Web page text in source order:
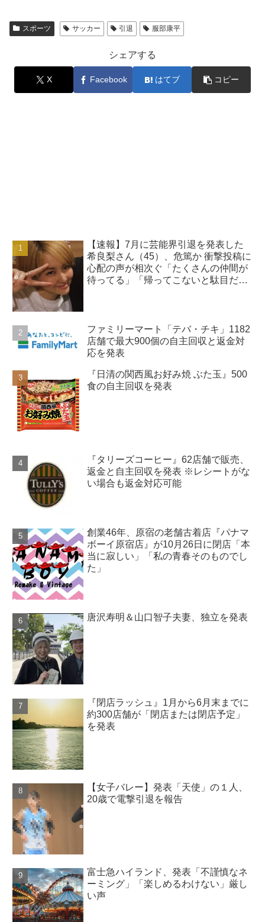
スポーツ サッカー 引退 服部康平
シェアする
X Facebook はてブ コピー
【速報】7月に芸能界引退を発表した
希良梨さん（45）、危篤か 衝撃投稿に
心配の声が相次ぐ「たくさんの仲間が
待ってる」「帰ってこないと駄目だ
ファミリーマート「テバ・チキ」1182
店舗で最大900個の自主回収と返金対
応を発表
『日清の関西風お好み焼 ぶた玉』500
食の自主回収を発表
『タリーズコーヒー』62店舗で販売、
返金と自主回収を発表 ※レシートがな
い場合も返金対応可能
創業46年、原宿の老舗古着店『パナマ
ボーイ原宿店』が10月26日に閉店「本
当に寂しい」「私の青春そのものでし
た」
唐沢寿明＆山口智子夫妻、独立を発表
『閉店ラッシュ』1月から6月末までに
約300店舗が「閉店または閉店予定」
を発表
【女子バレー】発表「天使」の１人、
20歳で電撃引退を報告
富士急ハイランド、発表「不謹慎なネ
ーミング」「楽しめるわけない」厳し
い声